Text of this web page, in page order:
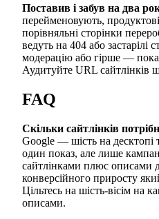
Поставив і забув на два
перейменовують, продуктові
порівняльні сторінки
ведуть на 404 або застарілі
модерацію або гірше —
Аудитуйте URL сайтлінків
FAQ
Скільки сайтлінків
Google — шість на десктопі
один показ, але лише
сайтлінками плюс описами
конверсійного приросту
Цільтесь на шість-вісім на
описами.